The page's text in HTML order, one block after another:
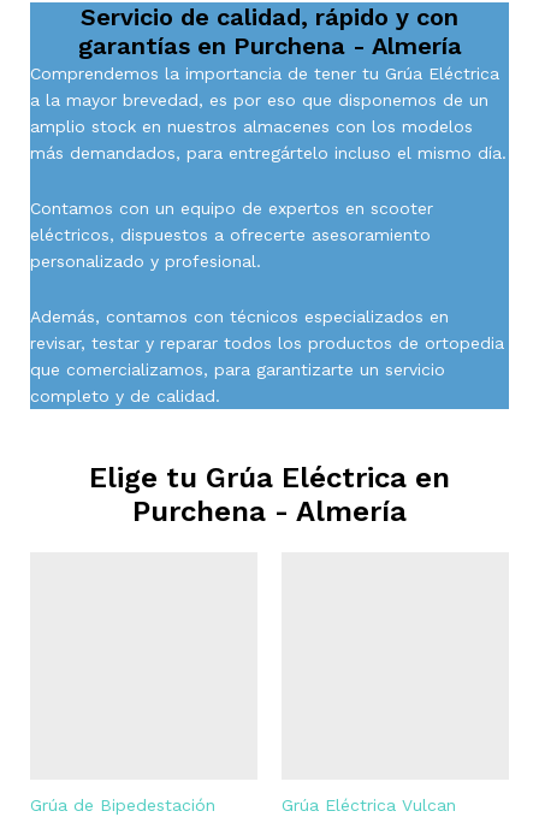
Servicio de calidad, rápido y con
garantías en Purchena - Almería
Comprendemos la importancia de tener tu Grúa Eléctrica
a la mayor brevedad, es por eso que disponemos de un
amplio stock en nuestros almacenes con los modelos
más demandados, para entregártelo incluso el mismo día.
Contamos con un equipo de expertos en scooter
eléctricos, dispuestos a ofrecerte asesoramiento
personalizado y profesional.
Además, contamos con técnicos especializados en
revisar, testar y reparar todos los productos de ortopedia
que comercializamos, para garantizarte un servicio
completo y de calidad.
Elige tu Grúa Eléctrica en
Purchena - Almería
Grúa de Bipedestación
Grúa Eléctrica Vulcan